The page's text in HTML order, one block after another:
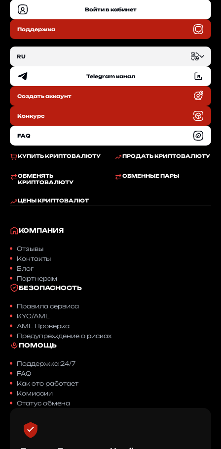
Войти в кабинет
Поддержка
КУПИТЬ КРИПТОВАЛЮТУ ПРОДАТЬ КРИПТОВАЛЮТУ
ОБМЕНЯТЬ
КРИПТОВАЛЮТУ
ОБМЕННЫЕ ПАРЫ
ЦЕНЫ КРИПТОВАЛЮТ
RU
EN Telegram канал
Создать аккаунт
Конкурс
FAQ
КОМПАНИЯ
Отзывы
Контакты
Блог
Партнерам
БЕЗОПАСНОСТЬ
Правила сервиса
KYC/AML
AML Проверка
Предупреждение о рисках
ПОМОЩЬ
Поддержка 24/7
FAQ
Как это работает
Комиссии
Статус обмена